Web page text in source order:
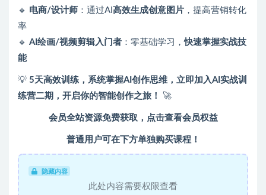
🔹 电商/设计师 ：通过AI 高效生成创意图片 ，提高营销转化
率
🔹 AI绘画/视频剪辑入门者 ：零基础学习，快速掌握实战技
能
💡 5天高效训练，系统掌握AI创作思维，立即加入AI实战训
练营二期，开启你的智能创作之旅！
🚀
会员全站资源免费获取，点击查看会员权益
普通用户可在下方单独购买课程！
隐藏内容
此处内容需要权限查看